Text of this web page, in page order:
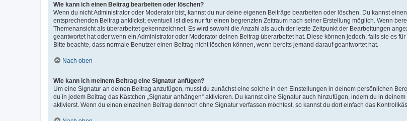
Wie kann ich einen Beitrag bearbeiten oder löschen?
Wenn du nicht Administrator oder Moderator bist, kannst du nur deine eigenen Beiträge bearbeiten oder löschen. Du kannst
entsprechenden Beitrag anklickst; eventuell ist dies nur für einen begrenzten Zeitraum nach seiner Erstellung möglich. Wenn
Themenansicht als überarbeitet gekennzeichnet. Es wird sowohl die Anzahl als auch der letzte Zeitpunkt der Bearbeitungen
geantwortet hat oder wenn ein Administrator oder Moderator deinen Beitrag überarbeitet hat. Diese können jedoch, falls sie es
Bitte beachte, dass normale Benutzer einen Beitrag nicht löschen können, wenn bereits jemand darauf geantwortet hat.
Nach oben
Wie kann ich meinem Beitrag eine Signatur anfügen?
Um eine Signatur an deinen Beitrag anzufügen, musst du zunächst eine solche in den Einstellungen in deinem persönlichen
du in jedem Beitrag das Kästchen „Signatur anhängen“ aktivieren. Du kannst eine Signatur auch hinzufügen, indem du in
aktivierst. Wenn du einen einzelnen Beitrag dennoch ohne Signatur verfassen möchtest, so kannst du dort einfach das